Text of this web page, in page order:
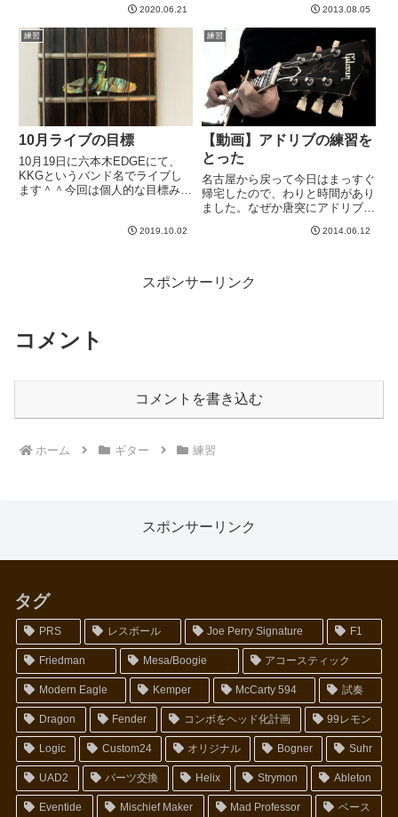
りますね、人生的に。さて、ギタ
ーの話で、スケールの話で「ドリ
アン」とか「リディアン」とか
「エオリアン」とかたまにそのワ
2020.06.21
ソロの構成が気に入らなかったこ
2013.08.05
練習
10月ライブの目標
10月19日に六本木EDGEにて、
KKGというバンド名でライブし
ます＾＾今回は個人的な目標みた
りますwビブラートとかチョーキ
2019.10.02
練習
【動画】アドリブの練習を
とった
名古屋から戻って今日はまっすぐ
帰宅したので、わりと時間があり
ました。なぜか唐突にアドリブの
Logicでオケを作ってみる。ドラ
ンをはりつけて...
2014.06.12
スポンサーリンク
コメント
コメントを書き込む
ホーム ギター 練習
スポンサーリンク
タグ
PRS レスポール Joe Perry Signature F1
Friedman Mesa/Boogie アコースティック
Modern Eagle Kemper McCarty 594 試奏
Dragon Fender コンボをヘッド化計画 99レモン
Logic Custom24 オリジナル Bogner Suhr
UAD2 パーツ交換 Helix Strymon Ableton
Eventide Mischief Maker Mad Professor ベース